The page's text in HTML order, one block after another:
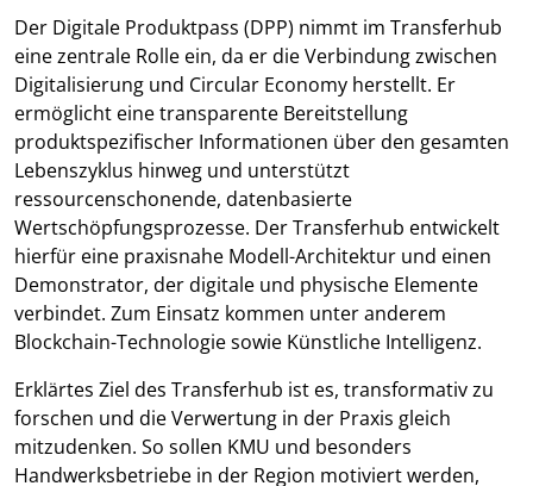
Der Digitale Produktpass (DPP) nimmt im Transferhub
eine zentrale Rolle ein, da er die Verbindung zwischen
Digitalisierung und Circular Economy herstellt. Er
ermöglicht eine transparente Bereitstellung
produktspezifischer Informationen über den gesamten
Lebenszyklus hinweg und unterstützt
ressourcenschonende, datenbasierte
Wertschöpfungsprozesse. Der Transferhub entwickelt
hierfür eine praxisnahe Modell-Architektur und einen
Demonstrator, der digitale und physische Elemente
verbindet. Zum Einsatz kommen unter anderem
Blockchain-Technologie sowie Künstliche Intelligenz.
Erklärtes Ziel des Transferhub ist es, transformativ zu
forschen und die Verwertung in der Praxis gleich
mitzudenken. So sollen KMU und besonders
Handwerksbetriebe in der Region motiviert werden,